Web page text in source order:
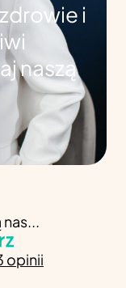
i
naszą
opinii